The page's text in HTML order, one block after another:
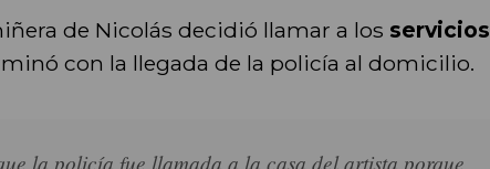
de Nicolás decidió llamar a los servicios
con la llegada de la policía al domicilio.
la policía fue llamada a la casa del artista porque